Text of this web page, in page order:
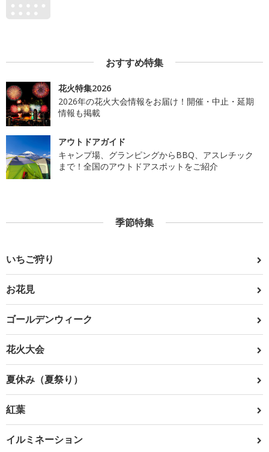
おすすめ特集
花火特集2026
2026年の花火大会情報をお届け！開催・中止・延期
情報も掲載
アウトドアガイド
キャンプ場、グランピングからBBQ、アスレチック
まで！全国のアウトドアスポットをご紹介
季節特集
いちご狩り
お花見
ゴールデンウィーク
花火大会
夏休み（夏祭り）
紅葉
イルミネーション